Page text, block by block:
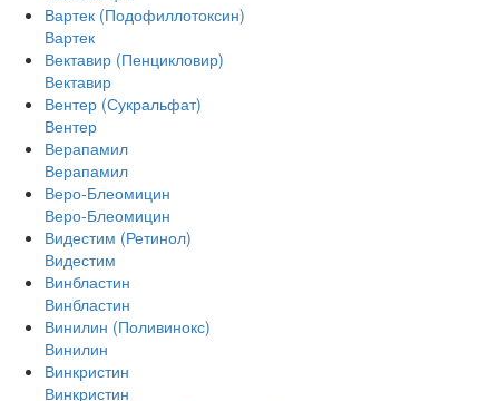
Вартек (Подофиллотоксин)
Вартек
Вектавир (Пенцикловир)
Вектавир
Вентер (Сукральфат)
Вентер
Верапамил
Верапамил
Веро-Блеомицин
Веро-Блеомицин
Видестим (Ретинол)
Видестим
Винбластин
Винбластин
Винилин (Поливинокс)
Винилин
Винкристин
Винкристин